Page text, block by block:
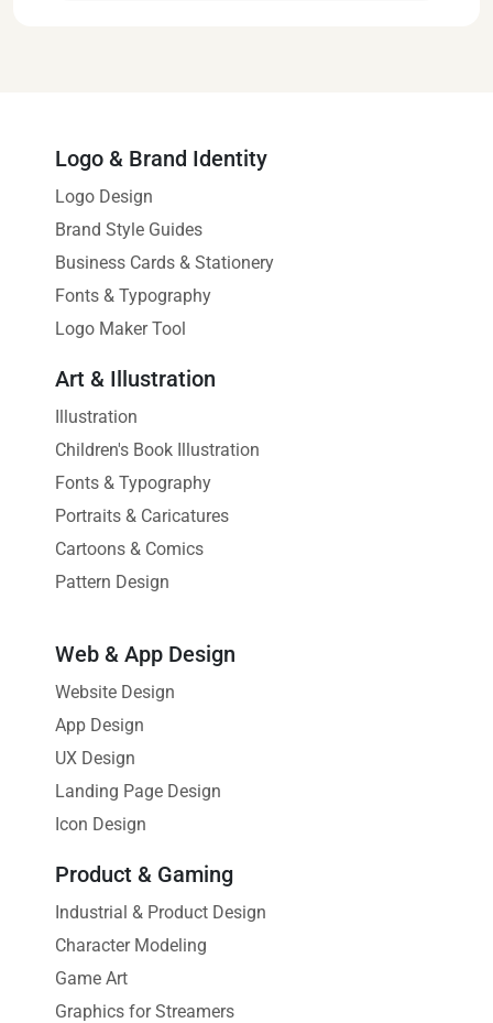
Logo & Brand Identity
Logo Design
Brand Style Guides
Business Cards & Stationery
Fonts & Typography
Logo Maker Tool
Art & Illustration
Illustration
Children's Book Illustration
Fonts & Typography
Portraits & Caricatures
Cartoons & Comics
Pattern Design
Web & App Design
Website Design
App Design
UX Design
Landing Page Design
Icon Design
Product & Gaming
Industrial & Product Design
Character Modeling
Game Art
Graphics for Streamers